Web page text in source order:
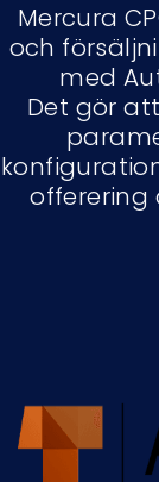
Mercura
och
med
Det gör
offerering